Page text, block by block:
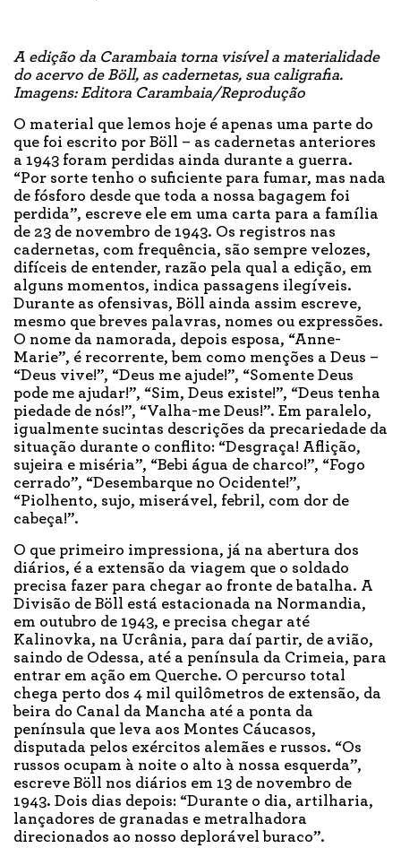
A edição da Carambaia torna visível a materialidade
do acervo de Böll, as cadernetas, sua caligrafia.
Imagens: Editora Carambaia/Reprodução
O material que lemos hoje é apenas uma parte do
que foi escrito por Böll – as cadernetas anteriores
a 1943 foram perdidas ainda durante a guerra.
“Por sorte tenho o suficiente para fumar, mas nada
de fósforo desde que toda a nossa bagagem foi
perdida”, escreve ele em uma carta para a família
de 23 de novembro de 1943. Os registros nas
cadernetas, com frequência, são sempre velozes,
difíceis de entender, razão pela qual a edição, em
alguns momentos, indica passagens ilegíveis.
Durante as ofensivas, Böll ainda assim escreve,
mesmo que breves palavras, nomes ou expressões.
O nome da namorada, depois esposa, “Anne-
Marie”, é recorrente, bem como menções a Deus –
“Deus vive!”, “Deus me ajude!”, “Somente Deus
pode me ajudar!”, “Sim, Deus existe!”, “Deus tenha
piedade de nós!”, “Valha-me Deus!”. Em paralelo,
igualmente sucintas descrições da precariedade da
situação durante o conflito: “Desgraça! Aflição,
sujeira e miséria”, “Bebi água de charco!”, “Fogo
cerrado”, “Desembarque no Ocidente!”,
“Piolhento, sujo, miserável, febril, com dor de
cabeça!”.
O que primeiro impressiona, já na abertura dos
diários, é a extensão da viagem que o soldado
precisa fazer para chegar ao fronte de batalha. A
Divisão de Böll está estacionada na Normandia,
em outubro de 1943, e precisa chegar até
Kalinovka, na Ucrânia, para daí partir, de avião,
saindo de Odessa, até a península da Crimeia, para
entrar em ação em Querche. O percurso total
chega perto dos 4 mil quilômetros de extensão, da
beira do Canal da Mancha até a ponta da
península que leva aos Montes Cáucasos,
disputada pelos exércitos alemães e russos. “Os
russos ocupam à noite o alto à nossa esquerda”,
escreve Böll nos diários em 13 de novembro de
1943. Dois dias depois: “Durante o dia, artilharia,
lançadores de granadas e metralhadora
direcionados ao nosso deplorável buraco”.